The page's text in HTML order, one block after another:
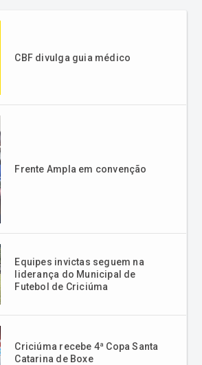
CBF divulga guia médico
Frente Ampla em convenção
Equipes invictas seguem na
liderança do Municipal de
Futebol de Criciúma
Criciúma recebe 4ª Copa Santa
Catarina de Boxe